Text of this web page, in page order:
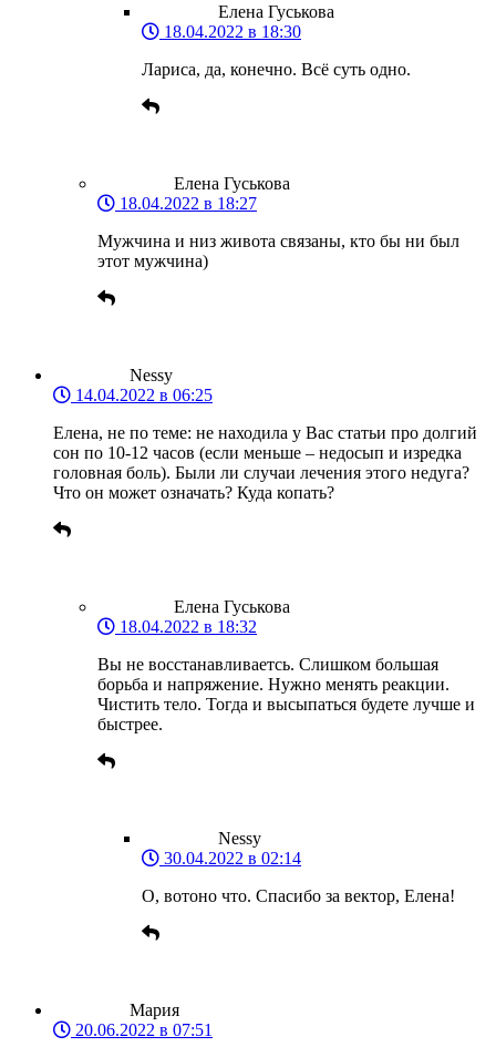
Елена Гуськова
18.04.2022 в 18:30
Лариса, да, конечно. Всё суть одно.
Елена Гуськова
18.04.2022 в 18:27
Мужчина и низ живота связаны, кто бы ни был
этот мужчина)
Nessy
14.04.2022 в 06:25
Елена, не по теме: не находила у Вас статьи про долгий
сон по 10-12 часов (если меньше – недосып и изредка
головная боль). Были ли случаи лечения этого недуга?
Что он может означать? Куда копать?
Елена Гуськова
18.04.2022 в 18:32
Вы не восстанавливаетсь. Слишком большая
борьба и напряжение. Нужно менять реакции.
Чистить тело. Тогда и высыпаться будете лучше и
быстрее.
Nessy
30.04.2022 в 02:14
О, вотоно что. Спасибо за вектор, Елена!
Мария
20.06.2022 в 07:51